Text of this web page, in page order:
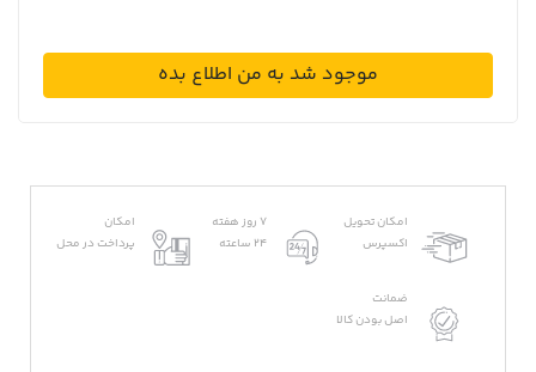
موجود شد به من اطلاع بده
امکان تحویل
اکسپرس
7 روز هفته
24 ساعته
امکان
پرداخت در محل
ضمانت
اصل بودن کالا